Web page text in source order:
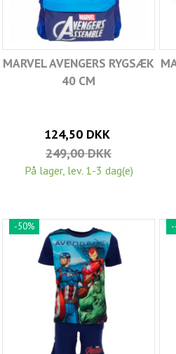
MARVEL AVENGERS RYGSÆK
40 CM
124,50 DKK
249,00 DKK
På lager, lev. 1-3 dag(e)
-50%